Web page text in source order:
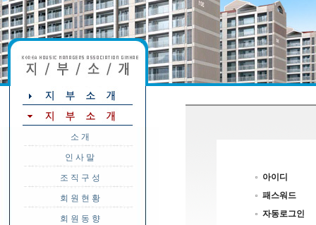
소 개
인 사 말
조 직 구 성
회 원 현 황
회 원 동 향
아이디
패스워드
자동로그인